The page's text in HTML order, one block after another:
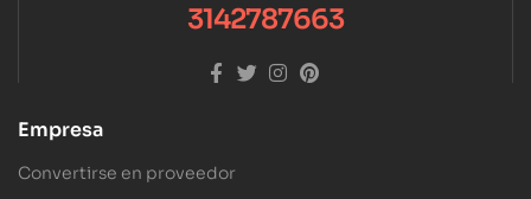
3142787663
Empresa
Convertirse en proveedor